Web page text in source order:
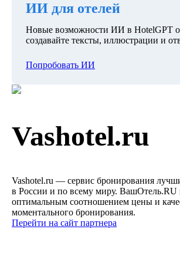
ИИ для отелей
Новые возможности ИИ в HotelGPT
создавайте тексты, иллюстрации и
Попробовать ИИ
Vashotel.ru
Vashotel.ru — сервис бронирования
в России и по всему миру. ВашОтель.RU
оптимальным соотношением цены и
моментального бронирования.
Перейти на сайт партнера